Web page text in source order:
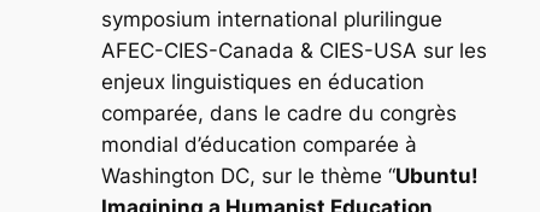
symposium international plurilingue
AFEC-CIES-Canada & CIES-USA sur les
enjeux linguistiques en éducation
comparée, dans le cadre du congrès
mondial d’éducation comparée à
Washington DC, sur le thème “Ubuntu!